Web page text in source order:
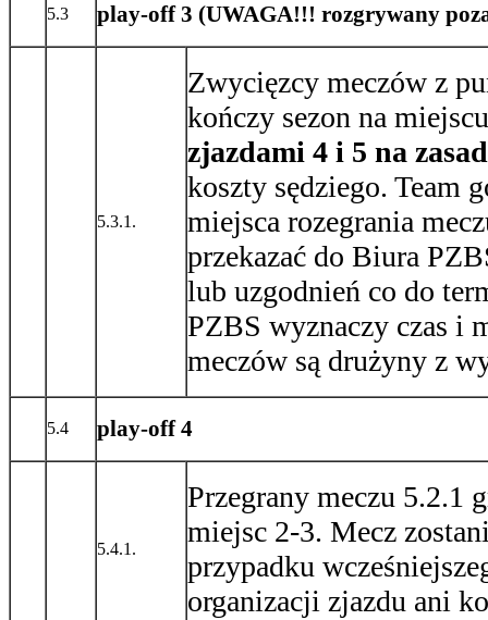
5.3 play-off 3 (UWAGA!!! rozgrywany
5.3.1.
Zwycięzcy meczów z
kończy sezon na
zjazdami 4 i 5 na
koszty sędziego. Team
miejsca rozegrania
przekazać do Biura
lub uzgodnień co do
PZBS wyznaczy czas i
meczów są drużyny z
5.4 play-off 4
5.4.1.
Przegrany meczu 5.2.1
miejsc 2-3. Mecz
przypadku
organizacji zjazdu ani